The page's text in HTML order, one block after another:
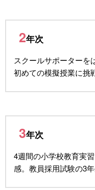
2年次
スクールサポーターを
初めての模擬授業に挑
3年次
4週間の小学校教育実
感。教員採用試験の3